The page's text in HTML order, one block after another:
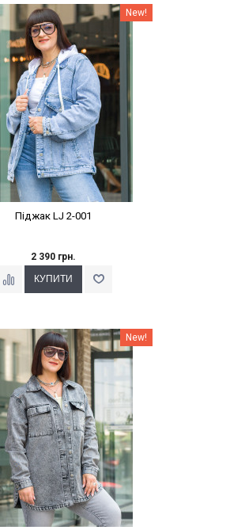
Наклейки Варіант з % New!
Піджак LJ 2-001
2 390 грн.
Наклейки Варіант з % New!